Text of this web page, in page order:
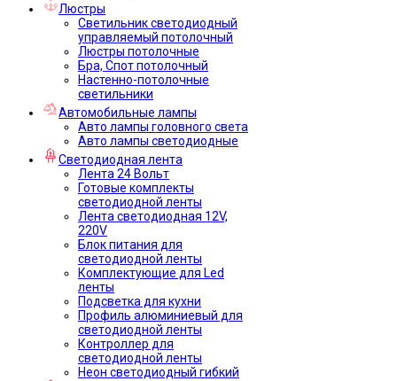
Люстры
Светильник светодиодный
управляемый потолочный
Люстры потолочные
Бра, Спот потолочный
Настенно-потолочные
светильники
Автомобильные лампы
Авто лампы головного света
Авто лампы светодиодные
Светодиодная лента
Лента 24 Вольт
Готовые комплекты
светодиодной ленты
Лента светодиодная 12V,
220V
Блок питания для
светодиодной ленты
Комплектующие для Led
ленты
Подсветка для кухни
Профиль алюминиевый для
светодиодной ленты
Контроллер для
светодиодной ленты
Неон светодиодный гибкий